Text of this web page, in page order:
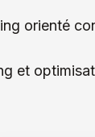
orienté
et